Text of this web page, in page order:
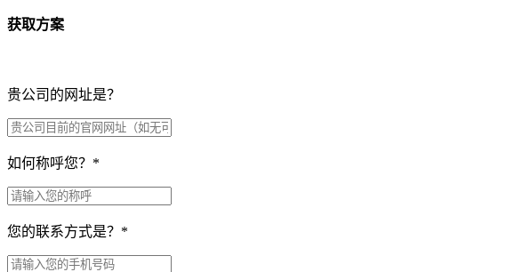
获取方案
贵公司的网址是？
如何称呼您？ *
您的联系方式是？ *